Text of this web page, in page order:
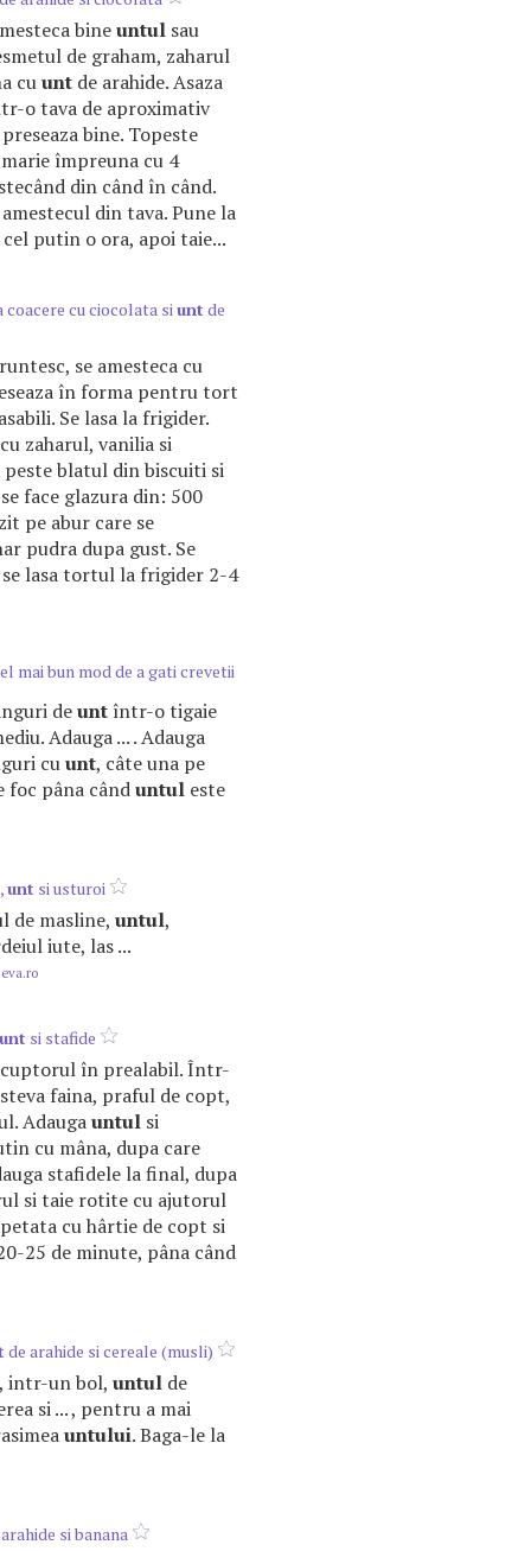
bineuntul sau
de graham, zaharul
cuunt de arahide. Asaza
o tava de aproximativ
bine. Topeste
împreuna cu 4
din când în când.
din tava. Pune la
putin o ora, apoi taie...
coacere cu ciocolata siunt de
se amesteca cu
în forma pentru tort
Se lasa la frigider.
zaharul, vanilia si
blatul din biscuiti si
face glazura din: 500
pe abur care se
pudra dupa gust. Se
lasa tortul la frigider 2-4
mai bun mod de a gati crevetii
deunt într-o tigaie
Adauga ... . Adauga
cuunt, câte una pe
foc pâna cânduntul este
unt si usturoi
de masline, untul,
iute, las ...
unt si stafide
cuptorul în prealabil. Într-
faina, praful de copt,
Adaugauntul si
cu mâna, dupa care
stafidele la final, dupa
si taie rotite cu ajutorul
cu hârtie de copt si
25 de minute, pâna când
de arahide si cereale (musli)
intr-un bol, untul de
si ... , pentru a mai
untului. Baga-le la
si banana